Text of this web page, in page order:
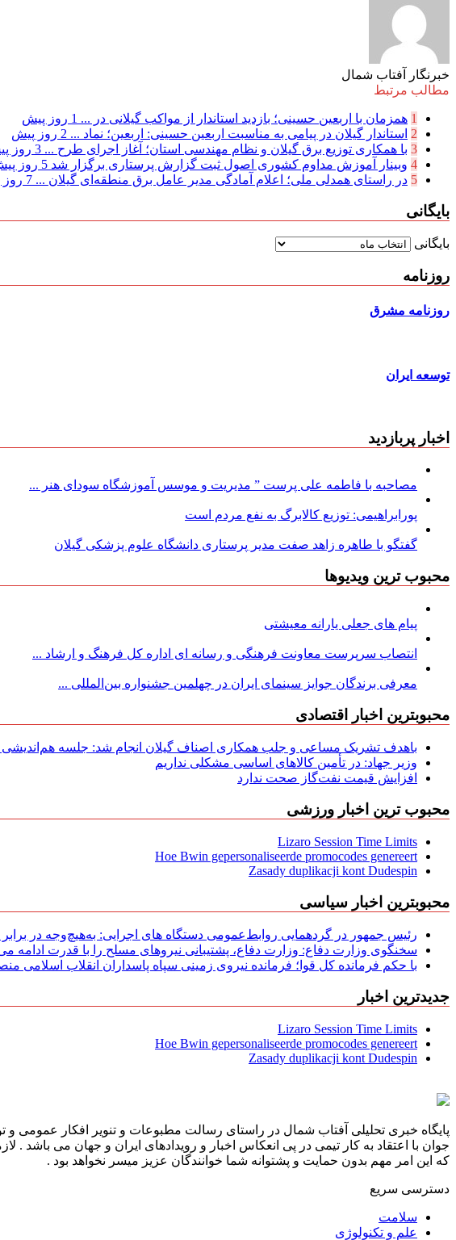
خبرنگار آفتاب شمال
مطالب مرتبط
1 همزمان با اربعین حسینی؛ بازدید استاندار از مواکب گیلانی در ... 1 روز پیش
2 استاندار گیلان در پیامی به مناسبت اربعین حسینی: اربعین؛ نماد ... 2 روز پیش
3 با همکاری توزیع برق گیلان و نظام مهندسی استان؛ آغاز اجرای طرح ... 3 روز پیش
4 وبینار آموزش مداوم کشوری اصول ثبت گزارش پرستاری برگزار شد 5 روز پیش
5 در راستای همدلی ملی؛ اعلام آمادگی مدیر عامل برق منطقه‌ای گیلان ... 7 روز پیش
بایگانی
بایگانی
روزنامه
روزنامه مشرق
توسعه ایران
اخبار پربازدید
مصاحبه با فاطمه علی پرست ” مدیریت و موسس آموزشگاه سودای هنر ...
پورابراهیمی: توزیع کالابرگ به نفع مردم است
گفتگو با طاهره زاهد صفت مدیر پرستاری دانشگاه علوم پزشکی گیلان
محبوب ترین ویدیوها
پیام های جعلی یارانه معیشتی
انتصاب سرپرست معاونت فرهنگی و رسانه ای اداره کل فرهنگ و ارشاد ...
معرفی برندگان جوایز سینمای ایران در چهلمین جشنواره بین‌المللی ...
محبوبترین اخبار اقتصادی
باهدف تشریک مساعی و جلب همکاری اصناف گیلان انجام شد: جلسه هم‌اندیشی
وزیر جهاد: در تأمین کالاهای اساسی مشکلی نداریم
افزایش قیمت نفت‌گاز صحت ندارد
محبوب ترین اخبار ورزشی
Lizaro Session Time Limits
Hoe Bwin gepersonaliseerde promocodes genereert
Zasady duplikacji kont Dudespin
محبوبترین اخبار سیاسی
رئیس جمهور در گردهمایی روابط‌عمومی دستگاه های اجرایی: به‌هیچ‌وجه در
سخنگوی وزارت دفاع: وزارت دفاع، پشتیبانی نیرو‌های مسلح را با قدرت ادامه
با حکم فرمانده کل قوا؛ فرمانده نیروی زمینی سپاه پاسداران انقلاب اسلامی
جدیدترین اخبار
Lizaro Session Time Limits
Hoe Bwin gepersonaliseerde promocodes genereert
Zasady duplikacji kont Dudespin
پایگاه خبری تحلیلی آفتاب شمال در راستای رسالت مطبوعات و تنویر افکار عمومی
جوان با اعتقاد به کار تیمی در پی انعکاس اخبار و رویدادهای ایران و جهان می باشد
که این امر مهم بدون حمایت و پشتوانه شما خوانندگان عزیز میسر نخواهد بود .
دسترسی سریع
سلامت
علم و تکنولوژی